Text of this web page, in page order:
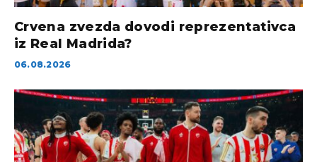
Crvena zvezda dovodi reprezentativca
iz Real Madrida?
06.08.2026